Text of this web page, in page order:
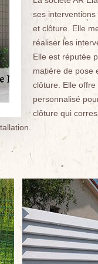
ses
et clôture. Elle
réaliser les
Elle est réputée
matière de pose
clôture. Elle
personnalisé
clôture qui